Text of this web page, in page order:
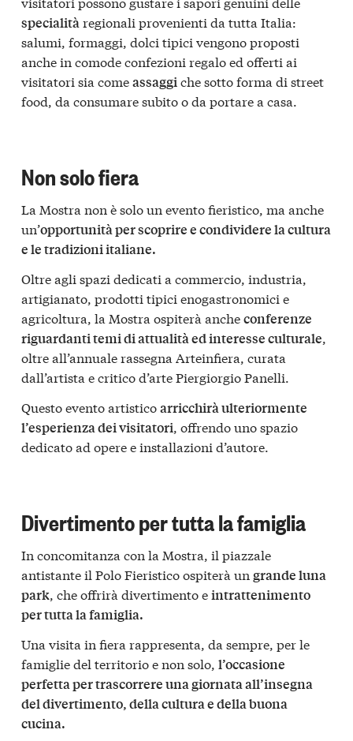
specialitàregionali provenienti da tutta Italia:
salumi, formaggi, dolci tipici vengono proposti
anche in comode confezioni regalo ed offerti ai
visitatori sia comeassaggiche sotto forma di street
food, da consumare subito o da portare a casa.
Non solo fiera
La Mostra non è solo un evento fieristico, ma anche
un’opportunità per scoprire e condividere la cultura
e le tradizioni italiane.
Oltre agli spazi dedicati a commercio, industria,
artigianato, prodotti tipici enogastronomici e
agricoltura, la Mostra ospiterà ancheconferenze
riguardanti temi di attualità ed interesse culturale,
oltre all’annuale rassegna Arteinfiera, curata
dall’artista e critico d’arte Piergiorgio Panelli.
Questo evento artisticoarricchirà ulteriormente
l’esperienza dei visitatori , offrendo uno spazio
dedicato ad opere e installazioni d’autore.
Divertimento per tutta la famiglia
In concomitanza con la Mostra, il piazzale
antistante il Polo Fieristico ospiterà un grande luna
park, che offrirà divertimento eintrattenimento
per tutta la famiglia.
Una visita in fiera rappresenta, da sempre, per le
famiglie del territorio e non solo, l’occasione
perfetta per trascorrere una giornata all’insegna
del divertimento, della cultura e della buona
cucina.